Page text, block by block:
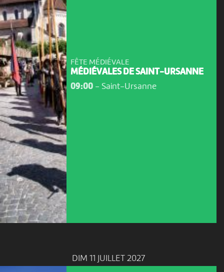
FÊTE MÉDIÉVALE
MÉDIÉVALES DE SAINT-URSANNE
09:00- Saint-Ursanne
DIM 11 JUILLET 2027